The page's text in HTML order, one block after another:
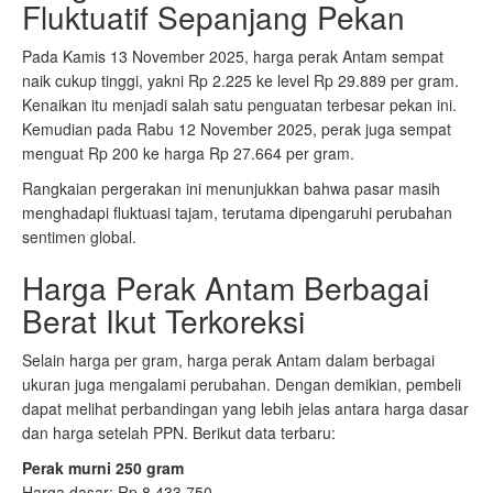
Fluktuatif Sepanjang Pekan
Pada Kamis 13 November 2025, harga perak Antam sempat
naik cukup tinggi, yakni Rp 2.225 ke level Rp 29.889 per gram.
Kenaikan itu menjadi salah satu penguatan terbesar pekan ini.
Kemudian pada Rabu 12 November 2025, perak juga sempat
menguat Rp 200 ke harga Rp 27.664 per gram.
Rangkaian pergerakan ini menunjukkan bahwa pasar masih
menghadapi fluktuasi tajam, terutama dipengaruhi perubahan
sentimen global.
Harga Perak Antam Berbagai
Berat Ikut Terkoreksi
Selain harga per gram, harga perak Antam dalam berbagai
ukuran juga mengalami perubahan. Dengan demikian, pembeli
dapat melihat perbandingan yang lebih jelas antara harga dasar
dan harga setelah PPN. Berikut data terbaru:
Perak murni 250 gram